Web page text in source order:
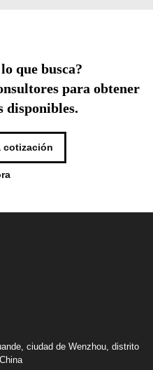
que busca?
para obtener
disponibles.
cotización
ciudad de Wenzhou, distrito